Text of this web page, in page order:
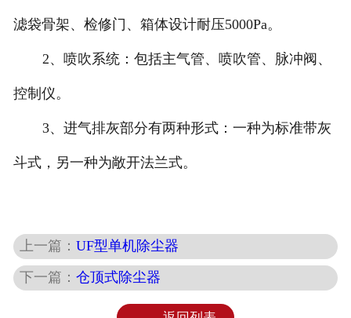
滤袋骨架、检修门、箱体设计耐压5000Pa。
2、喷吹系统：包括主气管、喷吹管、脉冲阀、
控制仪。
3、进气排灰部分有两种形式：一种为标准带灰
斗式，另一种为敞开法兰式。
上一篇：UF型单机除尘器
下一篇：仓顶式除尘器